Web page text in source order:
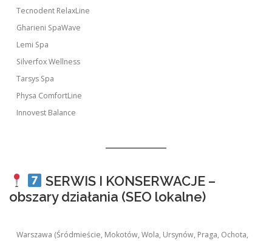
Tecnodent RelaxLine
Gharieni SpaWave
Lemi Spa
Silverfox Wellness
Tarsys Spa
Physa ComfortLine
Innovest Balance
SERWIS I KONSERWACJE –
obszary działania (SEO lokalne)
Warszawa (Śródmieście, Mokotów, Wola, Ursynów, Praga, Ochota,